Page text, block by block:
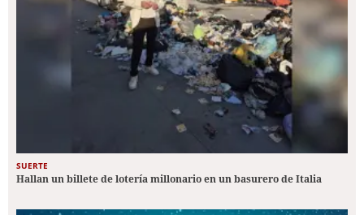
SUERTE
Hallan un billete de lotería millonario en un basurero de Italia